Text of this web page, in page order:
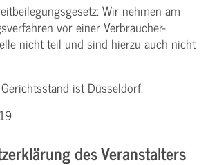
Wir nehmen am
vor einer Verbraucher­
nicht teil und sind hierzu auch nicht
ist Düsseldorf.
des Veranstalters